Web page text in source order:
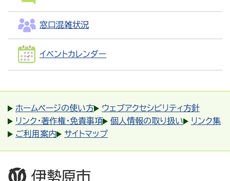
窓口混雑状況
イベントカレンダー
ホームページの使い方
ウェブアクセシビリティ方針
リンク・著作権・免責事項
個人情報の取り扱い
リンク集
ご利用案内
サイトマップ